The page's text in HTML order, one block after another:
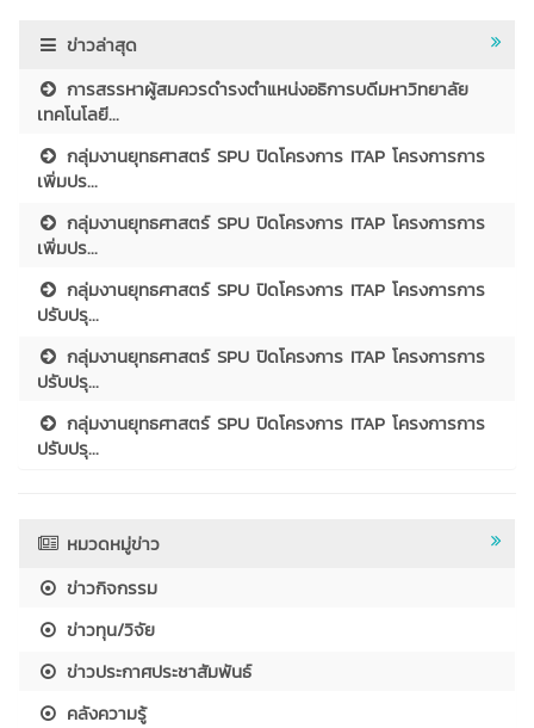
ข่าวล่าสุด
การสรรหาผู้สมควรดำรงตำแหน่งอธิการบดีมหาวิทยาลัย
เทคโนโลยี...
กลุ่มงานยุทธศาสตร์ SPU ปิดโครงการ ITAP โครงการการ
เพิ่มปร...
กลุ่มงานยุทธศาสตร์ SPU ปิดโครงการ ITAP โครงการการ
เพิ่มปร...
กลุ่มงานยุทธศาสตร์ SPU ปิดโครงการ ITAP โครงการการ
ปรับปรุ...
กลุ่มงานยุทธศาสตร์ SPU ปิดโครงการ ITAP โครงการการ
ปรับปรุ...
กลุ่มงานยุทธศาสตร์ SPU ปิดโครงการ ITAP โครงการการ
ปรับปรุ...
หมวดหมู่ข่าว
ข่าวกิจกรรม
ข่าวทุน/วิจัย
ข่าวประกาศประชาสัมพันธ์
คลังความรู้